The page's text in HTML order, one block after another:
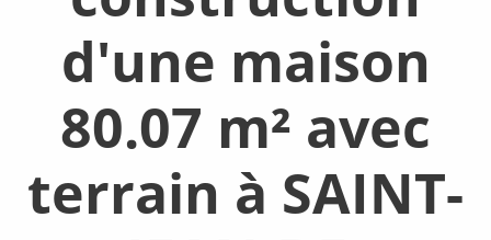
d'une maison
80.07 m² avec
terrain à SAINT-